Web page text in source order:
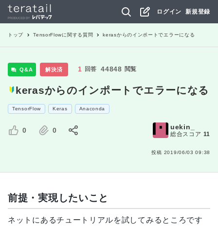
ログイン 新規登録
トップ TensorFlowに関する質問 kerasからのインポートでエラーになる
Q&A 解決済 1 回答 44848 閲覧
kerasからのインポートでエラーになる
TensorFlow Keras Anaconda
0 0 uekin_
総合スコア 11
投稿 2019/06/03 09:38
前提・実現したいこと
ネットにあるチュートリアルを試してみるところです